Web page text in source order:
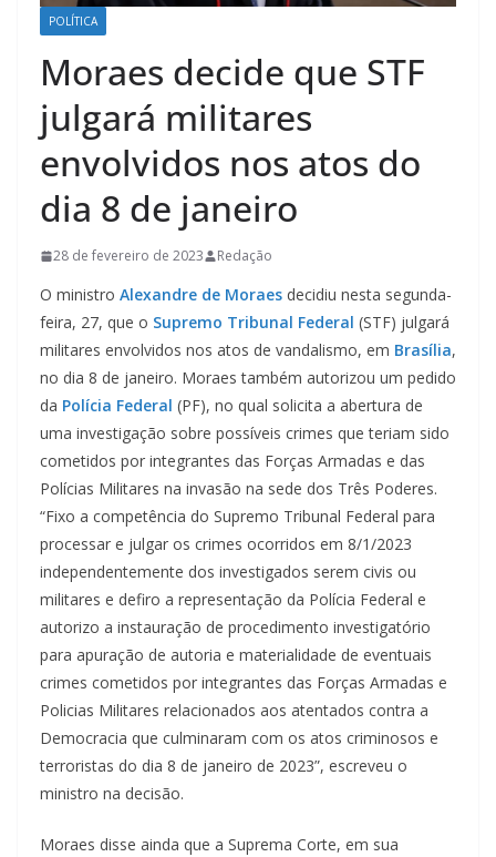
POLÍTICA
Moraes decide que STF
julgará militares
envolvidos nos atos do
dia 8 de janeiro
28 de fevereiro de 2023 Redação
O ministro Alexandre de Moraes decidiu nesta segunda-
feira, 27, que o Supremo Tribunal Federal (STF) julgará
militares envolvidos nos atos de vandalismo, em Brasília,
no dia 8 de janeiro. Moraes também autorizou um pedido
da Polícia Federal (PF), no qual solicita a abertura de
uma investigação sobre possíveis crimes que teriam sido
cometidos por integrantes das Forças Armadas e das
Polícias Militares na invasão na sede dos Três Poderes.
“Fixo a competência do Supremo Tribunal Federal para
processar e julgar os crimes ocorridos em 8/1/2023
independentemente dos investigados serem civis ou
militares e defiro a representação da Polícia Federal e
autorizo a instauração de procedimento investigatório
para apuração de autoria e materialidade de eventuais
crimes cometidos por integrantes das Forças Armadas e
Policias Militares relacionados aos atentados contra a
Democracia que culminaram com os atos criminosos e
terroristas do dia 8 de janeiro de 2023”, escreveu o
ministro na decisão.
Moraes disse ainda que a Suprema Corte, em sua